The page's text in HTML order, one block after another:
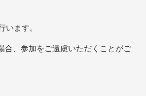
ます。
、参加をご遠慮いただくことがご